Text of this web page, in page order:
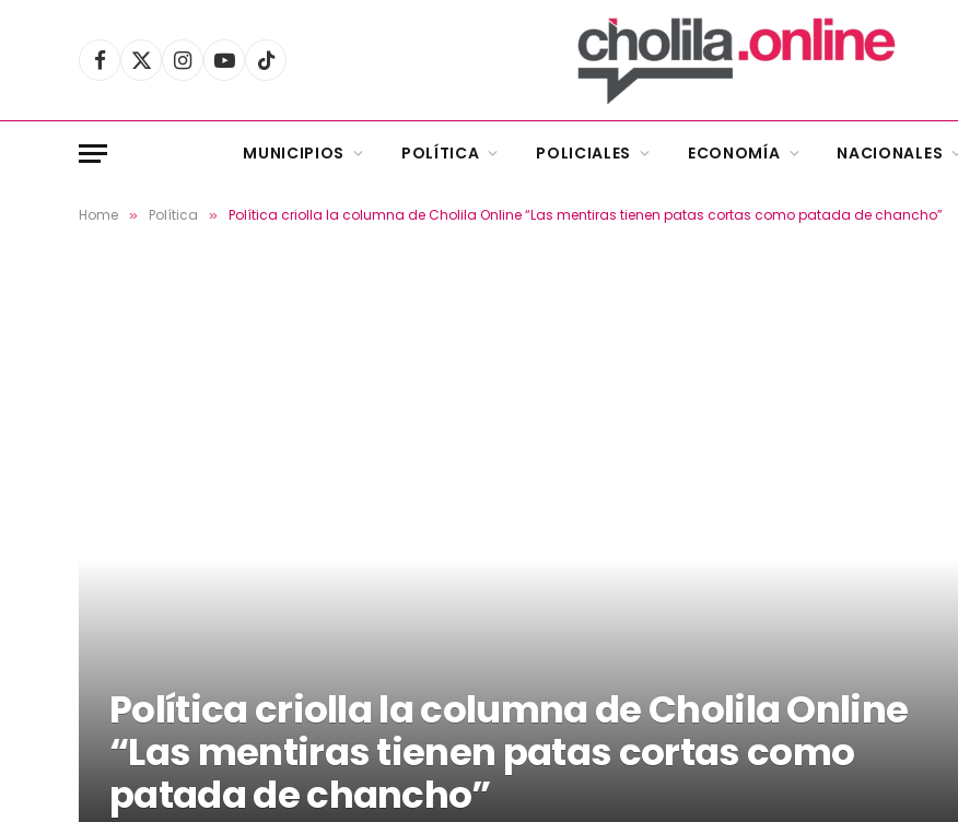
Facebook
X
Instagram
YouTubeTikTok
MUNICIPIOS POLÍTICA POLICIALES ECONOMÍA NACIONALES
Home » Política » Política criolla la columna de Cholila Online “Las mentiras tienen patas cortas como patada de chancho”
Política criolla la columna de Cholila Online
“Las mentiras tienen patas cortas como
patada de chancho”